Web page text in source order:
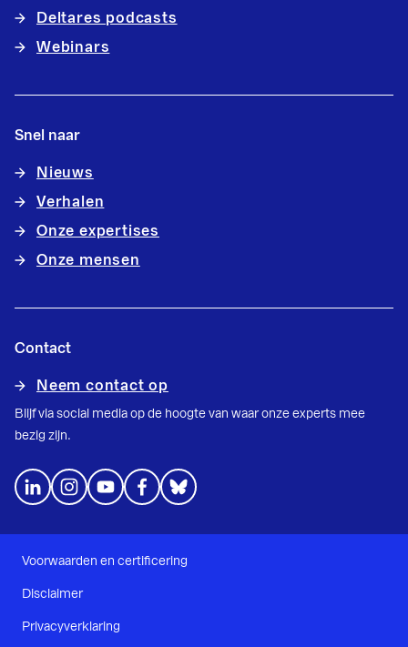
Deltares podcasts
Webinars
Snel naar
Nieuws
Verhalen
Onze expertises
Onze mensen
Contact
Neem contact op
Blijf via social media op de hoogte van waar onze experts mee
bezig zijn.
Voorwaarden en certificering
Disclaimer
Privacyverklaring